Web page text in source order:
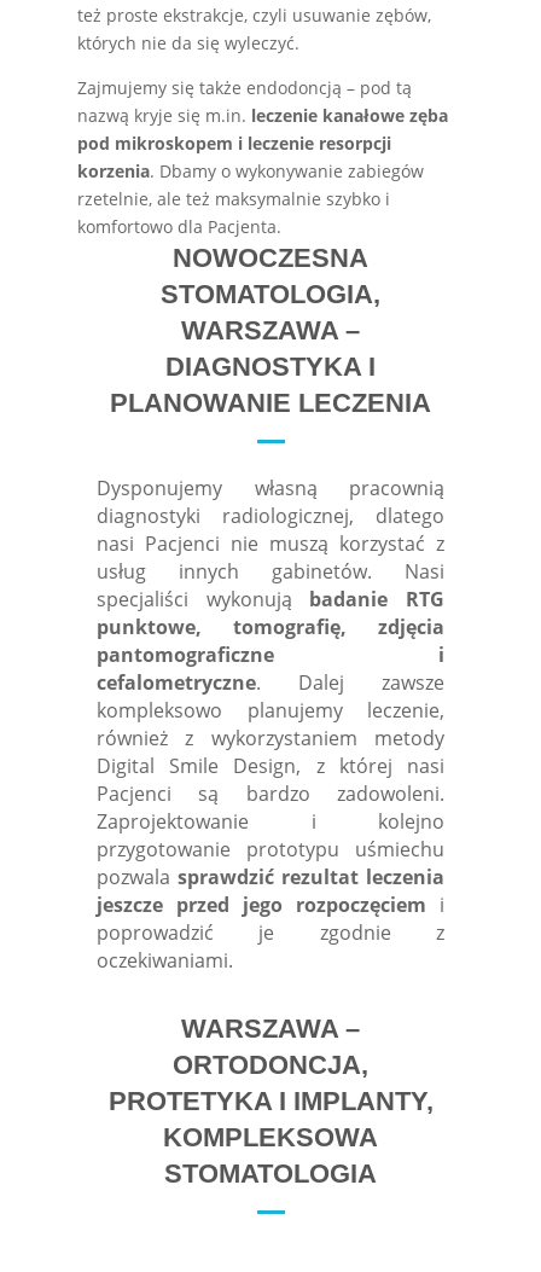
też proste ekstrakcje, czyli usuwanie zębów,
których nie da się wyleczyć.
Zajmujemy się także endodoncją – pod tą
nazwą kryje się m.in. leczenie kanałowe zęba
pod mikroskopem i leczenie resorpcji
korzenia. Dbamy o wykonywanie zabiegów
rzetelnie, ale też maksymalnie szybko i
komfortowo dla Pacjenta.
NOWOCZESNA
STOMATOLOGIA,
WARSZAWA –
DIAGNOSTYKA I
PLANOWANIE LECZENIA
Dysponujemy własną pracownią
diagnostyki radiologicznej, dlatego
nasi Pacjenci nie muszą korzystać z
usług innych gabinetów. Nasi
specjaliści wykonują badanie RTG
punktowe, tomografię, zdjęcia
pantomograficzne i
cefalometryczne. Dalej zawsze
kompleksowo planujemy leczenie,
również z wykorzystaniem metody
Digital Smile Design, z której nasi
Pacjenci są bardzo zadowoleni.
Zaprojektowanie i kolejno
przygotowanie prototypu uśmiechu
pozwala sprawdzić rezultat leczenia
jeszcze przed jego rozpoczęciem i
poprowadzić je zgodnie z
oczekiwaniami.
WARSZAWA –
ORTODONCJA,
PROTETYKA I IMPLANTY,
KOMPLEKSOWA
STOMATOLOGIA